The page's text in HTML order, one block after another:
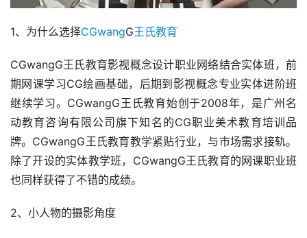
1、为什么选择CGwangG王氏教育
CGwangG王氏教育影视概念设计职业网络结合实体班，前
期网课学习CG绘画基础，后期到影视概念专业实体进阶班
继续学习。CGwangG王氏教育始创于2008年，是广州名
动教育咨询有限公司旗下知名的CG职业美术教育培训品
牌。CGwangG王氏教育教学紧贴行业，与市场需求接轨。
除了开设的实体教学班，CGwangG王氏教育的网课职业班
也同样获得了不错的成绩。
2、小人物的摄影角度